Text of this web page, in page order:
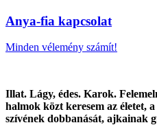
Anya-fia kapcsolat
Minden vélemény számít!
Illat. Lágy, édes. Karok.
halmok közt keresem az életet,
szívének dobbanását, ajkainak